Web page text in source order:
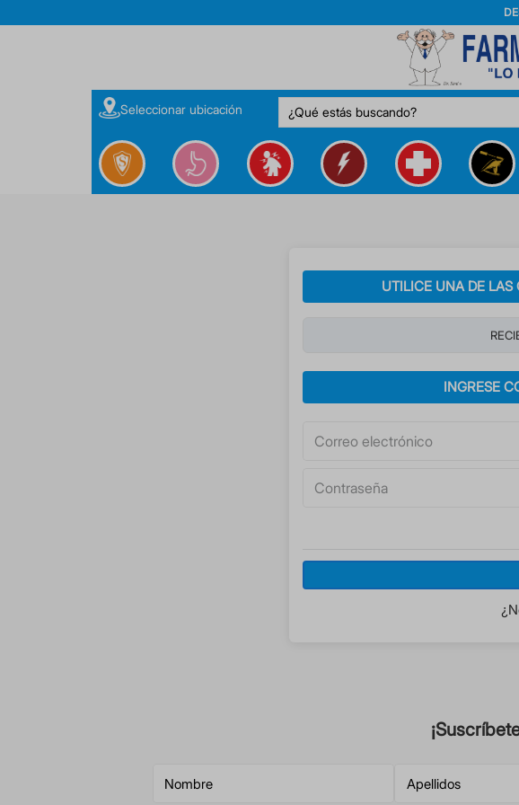
Seleccionar ubicación ¿Qué estás buscando?
UTILICE UNA DE LAS
INGRESE